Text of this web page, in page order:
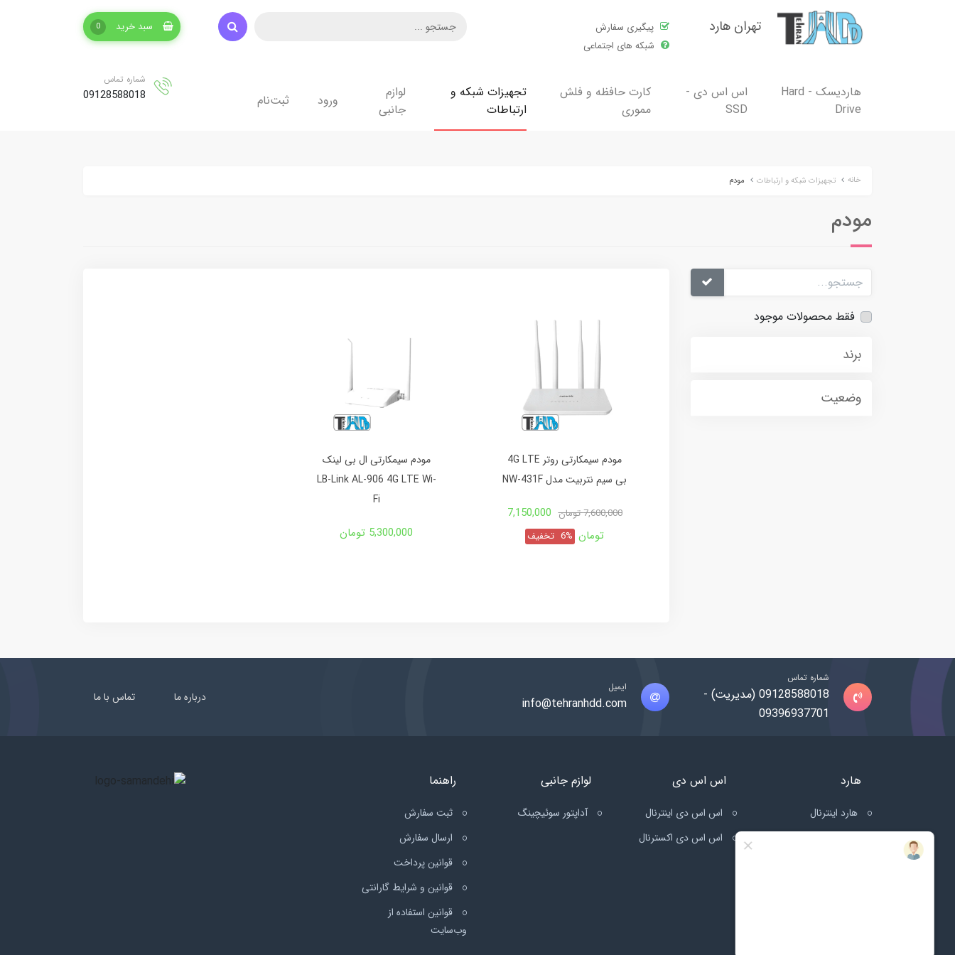
تهران هارد
پیگیری سفارش
شبکه های اجتماعی
سبد خرید 0
هاردیسک - Hard
Drive
اس اس دی -
SSD
کارت حافظه و فلش
مموری
تجهیزات شبکه و
ارتباطات
لوازم
جانبی
ورود ثبت‌نام
شماره تماس
09128588018
خانه تجهیزات شبکه و ارتباطات مودم
مودم
فقط محصولات موجود
برند
وضعیت
مودم سیمکارتی روتر 4G LTE
بی سیم نتربیت مدل NW-431F
7,600,000 تومان
7,150,000
تومان 6% تخفیف
مودم سیمکارتی ال بی لینک
LB-Link AL-906 4G LTE Wi-
Fi
5,300,000 تومان
شماره تماس
09128588018 (مدیریت) -
09396937701
ایمیل
info@tehranhdd.com درباره ما تماس با ما
هارد
هارد اینترنال
اس اس دی
اس اس دی اینترنال
اس اس دی اکسترنال
لوازم جانبی
آداپتور سوئیچینگ
راهنما
ثبت سفارش
ارسال سفارش
قوانین پرداخت
قوانین و شرایط گارانتی
قوانین استفاده از
وب‌سایت